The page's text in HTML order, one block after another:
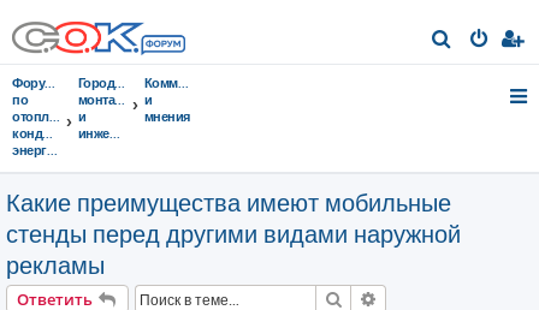
о
Форумы
по
отоплению,
кондиционированию,
энергосбережению
Городок
монтажников
и
инженеров
Комментарии
и
мнения
Какие преимущества имеют мобильные
стенды перед другими видами наружной
рекламы
Ответить Поиск